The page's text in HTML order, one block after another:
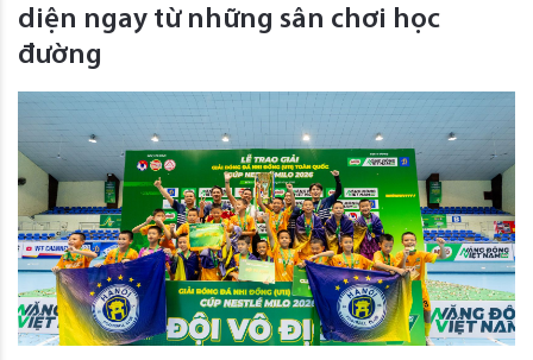
diện ngay từ những sân chơi học
đường